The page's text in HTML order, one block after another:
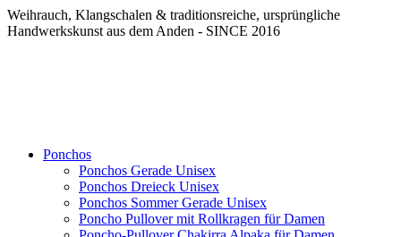
Weihrauch, Klangschalen & traditionsreiche, ursprüngliche
Handwerkskunst aus dem Anden - SINCE 2016
Ponchos
Ponchos Gerade Unisex
Ponchos Dreieck Unisex
Ponchos Sommer Gerade Unisex
Poncho Pullover mit Rollkragen für Damen